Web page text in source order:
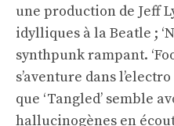
une production de Jeff
idylliques à la Beatle ;
synthpunk rampant.
s’aventure dans
que ‘Tangled’ semble
hallucinogènes en